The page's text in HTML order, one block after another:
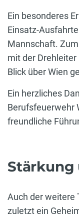
Ein besonderes
Einsatz-
Mannschaft.
mit der
Blick über Wien
Ein herzliches
Berufsfeuerwehr
freundliche
Stärkung
Auch der weitere
zuletzt ein